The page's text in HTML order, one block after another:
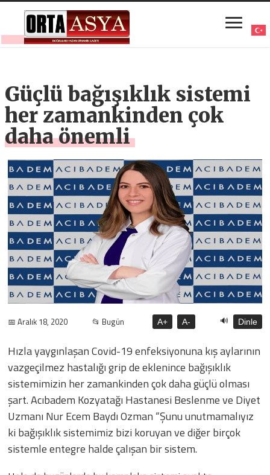
Güçlü bağışıklık sistemi
her zamankinden çok
daha önemli
📅 Aralık 18, 2020 📂 Bugün A+ A- 🔊 Dinle
Hızla yaygınlaşan Covid-19 enfeksiyonuna kış aylarının
vazgeçilmez hastalığı grip de eklenince bağışıklık
sistemimizin her zamankinden çok daha güçlü olması
şart. Acıbadem Kozyatağı Hastanesi Beslenme ve Diyet
Uzmanı Nur Ecem Baydı Ozman “Şunu unutmamalıyız
ki bağışıklık sistemimiz bizi koruyan ve diğer birçok
sistemle entegre halde çalışan bir sistem.